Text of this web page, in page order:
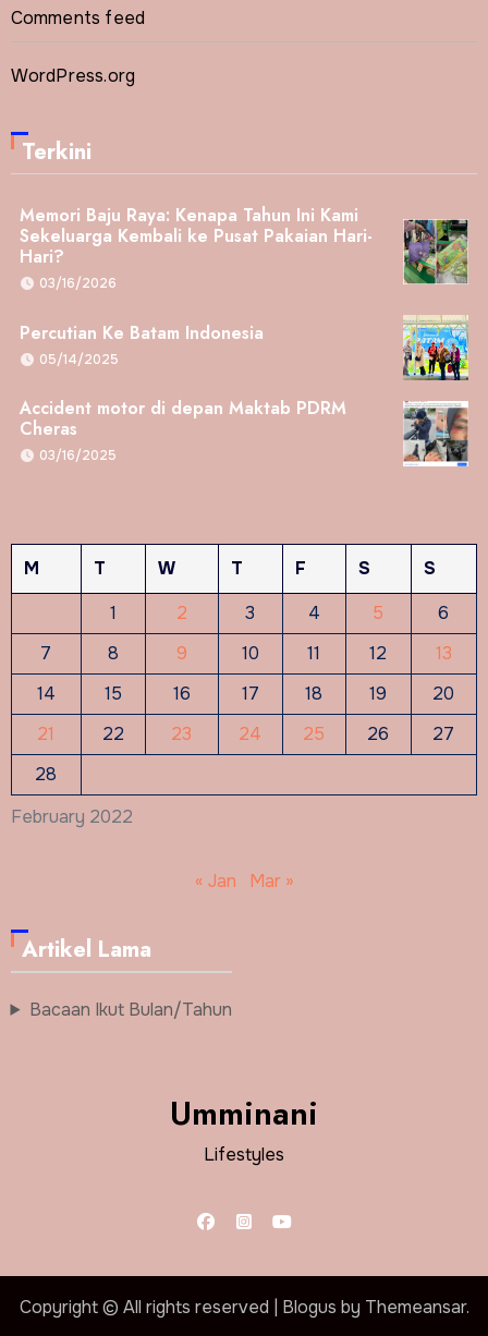
Comments feed
WordPress.org
Terkini
Memori Baju Raya: Kenapa Tahun Ini Kami
Sekeluarga Kembali ke Pusat Pakaian Hari-
Hari?
03/16/2026
Percutian Ke Batam Indonesia
05/14/2025
Accident motor di depan Maktab PDRM
Cheras
03/16/2025
February 2022
M T W T F S
S
1
2 3 4 5
6
7
8 9 10 11 12
13
14
15 16 17 18 19
20
21
22 23 24 25 26
27
28
« Jan Mar »
Artikel Lama
Bacaan Ikut Bulan/Tahun
Umminani
Lifestyles
Copyright © All rights reserved | Blogus by Themeansar.